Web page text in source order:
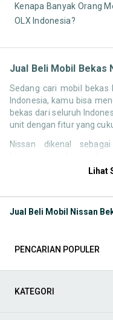
Kenapa Banyak Orang
OLX Indonesia?
Jual Beli Mobil Bekas
Sedang cari mobil bekas
Indonesia, kamu bisa
bekas dari seluruh
unit dengan fitur yang
Nissan dikenal
kompetitif di kelasnya.
Melalui halaman ini,
Model Mobil Bekas
Beberapa model Nissan
Lihat
Jual Beli Mobil Nissan
PENCARIAN POPULER
KATEGORI